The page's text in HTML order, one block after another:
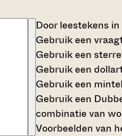
Door leestekens
Gebruik een
Gebruik een
Gebruik een
Gebruik een
Gebruik een
combinatie van
Voorbeelden van